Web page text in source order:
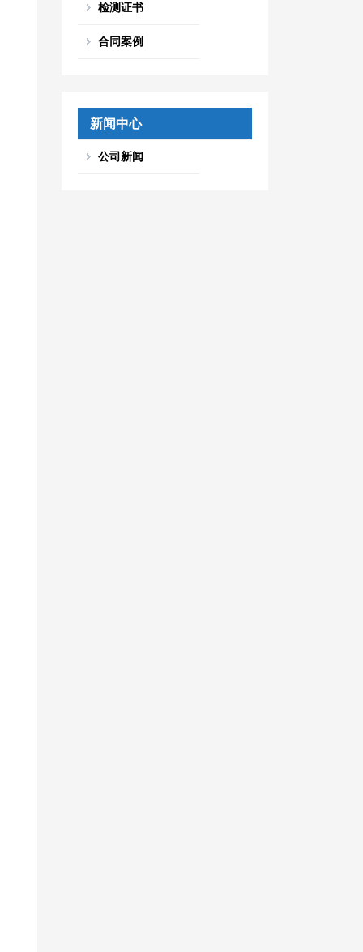
检测证书
合同案例
新闻中心
公司新闻